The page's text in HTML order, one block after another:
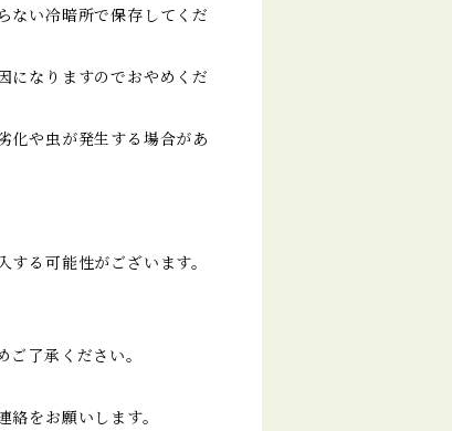
ない冷暗所で保存してくだ
になりますのでおやめくだ
化や虫が発生する場合があ
る可能性がございます。
了承ください。
をお願いします。